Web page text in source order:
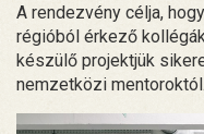
A rendezvény célja,
régióból érkező
készülő projektjük
nemzetközi mentoroktól.